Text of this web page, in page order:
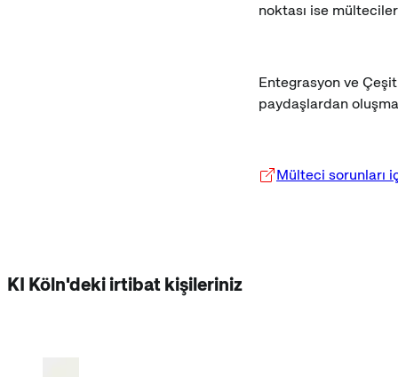
noktası ise
Entegrasyon ve
paydaşlardan
Mülteci sorunları
KI Köln'deki irtibat kişileriniz